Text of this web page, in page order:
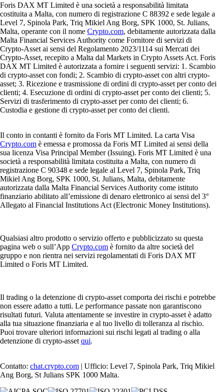
Foris DAX MT Limited è una società a responsabilità limitata
costituita a Malta, con numero di registrazione C 88392 e sede legale a
Level 7, Spinola Park, Triq Mikiel Ang Borg, SPK 1000, St. Julians,
Malta, operante con il nome Crypto.com, debitamente autorizzata dalla
Malta Financial Services Authority come Fornitore di servizi di
Crypto-Asset ai sensi del Regolamento 2023/1114 sui Mercati dei
Crypto-Asset, recepito a Malta dal Markets in Crypto Assets Act. Foris
DAX MT Limited è autorizzata a fornire i seguenti servizi: 1. Scambio
di crypto-asset con fondi; 2. Scambio di crypto-asset con altri crypto-
asset; 3. Ricezione e trasmissione di ordini di crypto-asset per conto dei
clienti; 4. Esecuzione di ordini di crypto-asset per conto dei clienti; 5.
Servizi di trasferimento di crypto-asset per conto dei clienti; 6.
Custodia e gestione di crypto-asset per conto dei clienti.
Il conto in contanti è fornito da Foris MT Limited. La carta Visa
Crypto.com è emessa e promossa da Foris MT Limited ai sensi della
sua licenza Visa Principal Member (Issuing). Foris MT Limited è una
società a responsabilità limitata costituita a Malta, con numero di
registrazione C 90348 e sede legale al Level 7, Spinola Park, Triq
Mikiel Ang Borg, SPK 1000, St. Julians, Malta, debitamente
autorizzata dalla Malta Financial Services Authority come istituto
finanziario abilitato all’emissione di denaro elettronico ai sensi del 3°
Allegato al Financial Institutions Act (Electronic Money Institutions).
Qualsiasi altro prodotto o servizio offerto e pubblicizzato su questa
pagina web o sull’App Crypto.com è fornito da altre società del
gruppo e non rientra nei servizi regolamentati di Foris DAX MT
Limited o Foris MT Limited.
Il trading o la detenzione di crypto-asset comporta dei rischi e potrebbe
non essere adatto a tutti. Le performance passate non garantiscono
risultati futuri. Valuta attentamente se investire in crypto-asset è adatto
alla tua situazione finanziaria e al tuo livello di tolleranza al rischio.
Puoi trovare ulteriori informazioni sui rischi legati al trading o alla
detenzione di crypto-asset qui.
Contatto: chat.crypto.com | Ufficio: Level 7, Spinola Park, Triq Mikiel
Ang Borg, St Julians SPK 1000 Malta.